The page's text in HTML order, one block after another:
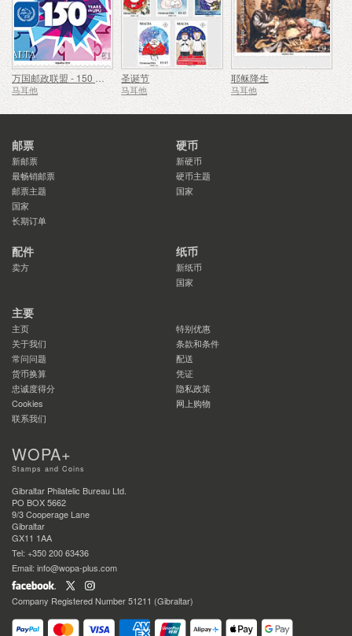
万国邮政联盟 - 150 周年
马耳他
圣诞节
马耳他
耶稣降生
马耳他
邮票
新邮票
最畅销邮票
邮票主题
国家
长期订单
硬币
新硬币
硬币主题
国家
配件
卖方
纸币
新纸币
国家
主要
主页
特别优惠
关于我们
条款和条件
常问问题
配送
货币换算
凭证
忠诚度得分
隐私政策
Cookies
网上购物
联系我们
WOPA+
Stamps and Coins
Gibraltar Philatelic Bureau Ltd.
PO BOX 5662
9/3 Cooperage Lane
Gibraltar
GX11 1AA
Tel: +350 200 63436
Email: info@wopa-plus.com
Company Registered Number 51211 (Gibraltar)